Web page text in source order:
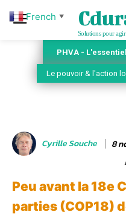
Solutions pour
PHVA -
Le pouvoir & l'action
Cyrille Souche 8
Peu avant la 18e
parties (COP18)
French ▼